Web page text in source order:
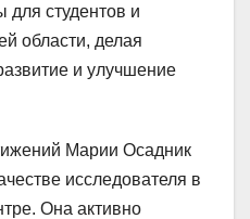
для студентов и
области, делая
и улучшение
Марии Осадник
исследователя в
Она активно